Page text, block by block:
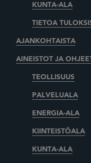
KUNTA-ALA
TIETOA
AJANKOHTAISTA
AINEISTOT JA
TEOLLISUUS
PALVELUALA
ENERGIA-ALA
KIINTEISTÖALA
KUNTA-ALA